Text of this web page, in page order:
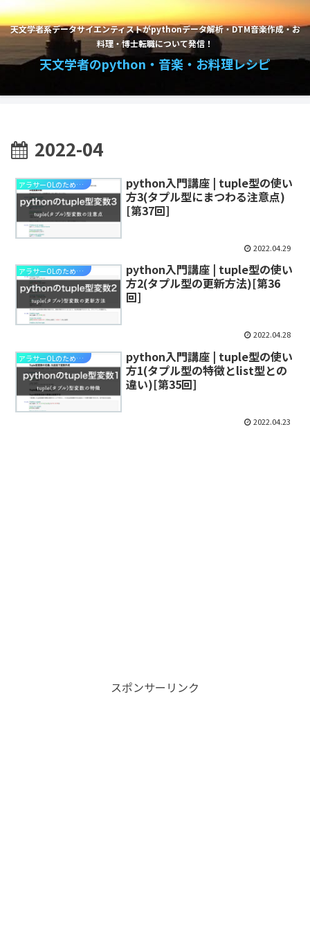
天文学者系データサイエンティストがpythonデータ解析・DTM音楽作成・お
料理・博士転職について発信！
天文学者のpython・音楽・お料理レシピ
2022-04
アラサーOLのためのpython入門講座
python入門講座 | tuple型の使い
方3(タプル型にまつわる注意点)
[第37回]
2022.04.29
アラサーOLのためのpython入門講座
python入門講座 | tuple型の使い
方2(タプル型の更新方法)[第36
回]
2022.04.28
アラサーOLのためのpython入門講座
python入門講座 | tuple型の使い
方1(タプル型の特徴とlist型との
違い)[第35回]
2022.04.23
スポンサーリンク